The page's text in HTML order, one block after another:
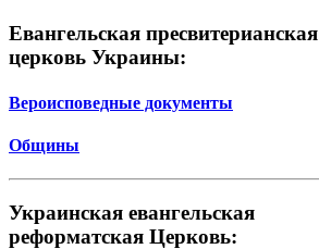
Евангельская пресвитерианская
церковь Украины:
Вероисповедные документы
Общины
Украинская евангельская
реформатская Церковь: